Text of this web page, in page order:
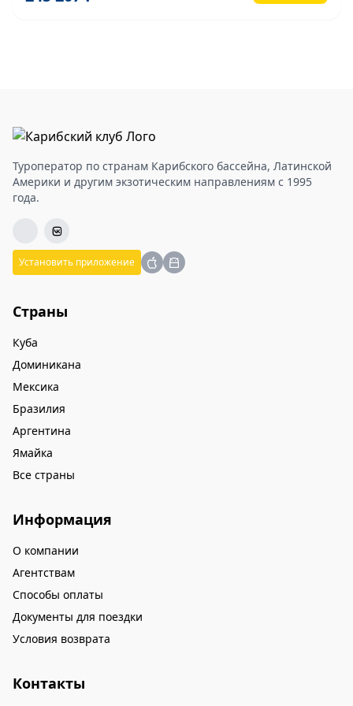
Туроператор по странам Карибского бассейна, Латинской
Америки и другим экзотическим направлениям с 1995
года.
Установить приложение
Страны
Куба
Доминикана
Мексика
Бразилия
Аргентина
Ямайка
Все страны
Информация
О компании
Агентствам
Способы оплаты
Документы для поездки
Условия возврата
Контакты